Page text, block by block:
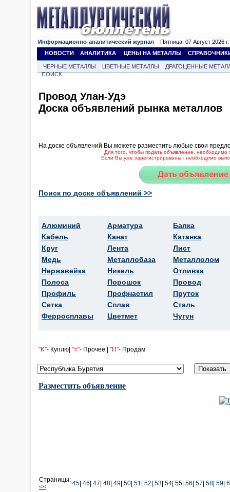
Информационно-аналитический журнал Пятница, 07 Август 2026 г.
НОВОСТИ
АНАЛИТИКА ЦЕНЫ НА МЕТАЛЛЫ
ЧЕРНЫЕ МЕТАЛЛЫ ЦВЕТНЫЕ МЕТАЛЛЫ
ДРАГОЦЕННЫЕ
ПОИСК
Провод Улан-Удэ
Доска объявлений рынка металлов
На доске объявлений Вы можете разместить любые свои
Для того, чтобы подать объявление, необходимо
Если Вы уже зарегистрированы - необходимо
Поиск по доске объявлений >>
Алюминий
Кабель
Круг
Медь
Нержавейка
Полоса
Профиль
Сетка
Ферросплавы
Арматура
Канат
Лента
Металлобаза
Никель
Порошок
Профнастил
Сплав
Цветмет
Балка
Катанка
Лист
Металлолом
Отливка
Провод
Пруток
Сталь
Чугун
"K"- Куплю| "="- Прочее | "П"- Продам
Разместить объявление
Страницы:
<<
45 46 47 48 49 50 51 52 53 54 55| 56 57 58 59